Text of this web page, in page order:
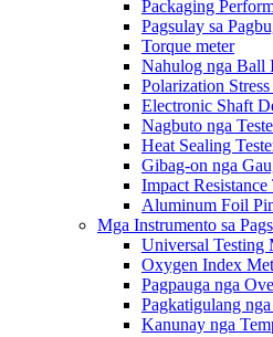
Packaging
Pagsulay sa
Torque meter
Nahulog nga Ball
Polarization
Electronic Shaft
Nagbuto nga
Heat Sealing
Gibag-on nga
Impact Resistance
Aluminum Foil
Mga Instrumento sa
Universal Testing
Oxygen Index
Pagpauga nga
Pagkatigulang
Kanunay nga